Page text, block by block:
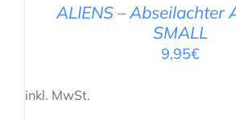
ALIENS – Abseilachter
SMALL
9,95€
inkl. MwSt.